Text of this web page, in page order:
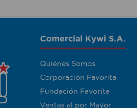
Comercial Kywi S.A.
Quiénes Somos
Corporación Favorita
Fundación Favorita
Ventas al por Mayor